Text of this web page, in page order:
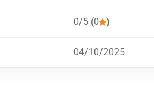
0/5 (0 )
04/10/2025